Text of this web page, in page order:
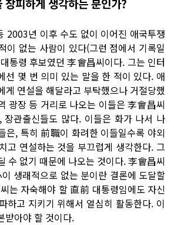
2003년 이후 수도 없이 이어진 애국투쟁
이 없는 사람이 있다(그런 점에서 기록일
통령 후보였던 李會昌씨이다. 그는 인터
선 몇 번 의미 있는 말을 한 적이 있다. 애
게 연설을 해달라고 부탁했으나 거절당했
광장 등 거리로 나오는 이들은 李會昌씨
장관출신들도 많다. 이들은 화가 나서 나
은, 특히 前職이 화려한 이들일수록 야외
고 연설하는 것을 부끄럽게 생각한다. 그
수 없기 때문에 나오는 것이다. 李會昌씨
생래적으로 없는 분이란 결론에 도달할
는 자숙해야 할 直前 대통령임에도 자신
하고 지키기 위해서 열심히 활동한다. 이
받아야 할 것이다.